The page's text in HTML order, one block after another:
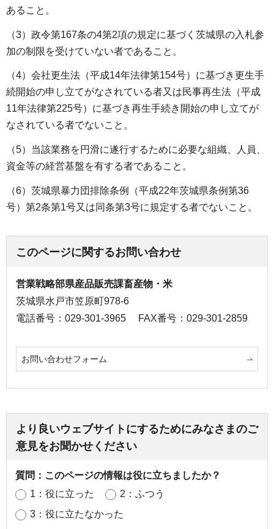
あること。
（3）政令第167条の4第2項の規定に基づく茨城県の入札参
加の制限を受けていない者であること。
（4）会社更生法（平成14年法律第154号）に基づき更生手
続開始の申し立てがなされている者又は民事再生法（平成
11年法律第225号）に基づき再生手続き開始の申し立てが
なされている者でないこと。
（5）当該業務を円滑に遂行するために必要な組織、人員、
資金等の経営基盤を有する者であること。
（6）茨城県暴力団排除条例（平成22年茨城県条例第36
号）第2条第1号又は同条第3号に規定する者でないこと。
このページに関するお問い合わせ
営業戦略部県産品販売課畜産物・米
茨城県水戸市笠原町978-6
電話番号：029-301-3965
FAX番号：029-301-2859
お問い合わせフォーム
より良いウェブサイトにするためにみなさまのご
意見をお聞かせください
質問：このページの情報は役に立ちましたか？
1：役に立った
2：ふつう
3：役に立たなかった